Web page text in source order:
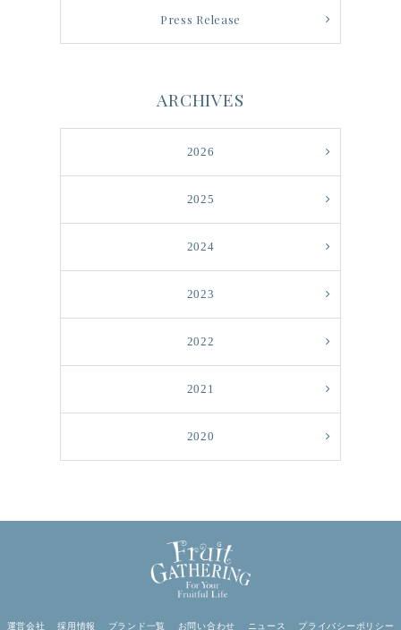
Press Release
ARCHIVES
2026
2025
2024
2023
2022
2021
2020
運営会社 採用情報 ブランド一覧 お問い合わせ ニュース プライバシーポリシー